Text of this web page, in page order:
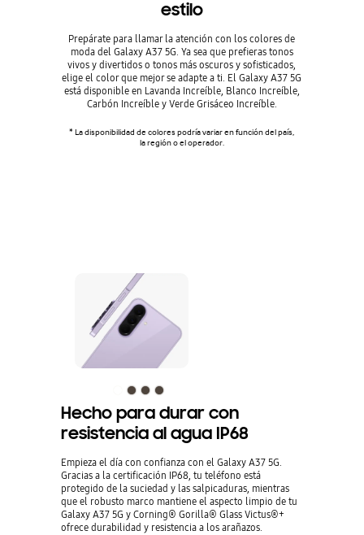
estilo
Prepárate para llamar la atención con los colores de
moda del Galaxy A37 5G. Ya sea que prefieras tonos
vivos y divertidos o tonos más oscuros y sofisticados,
elige el color que mejor se adapte a ti. El Galaxy A37 5G
está disponible en Lavanda Increíble, Blanco Increíble,
Carbón Increíble y Verde Grisáceo Increíble.
* La disponibilidad de colores podría variar en función del país,
la región o el operador.
Hecho para durar con
resistencia al agua IP68
Empieza el día con confianza con el Galaxy A37 5G.
Gracias a la certificación IP68, tu teléfono está
protegido de la suciedad y las salpicaduras, mientras
que el robusto marco mantiene el aspecto limpio de tu
Galaxy A37 5G y Corning® Gorilla® Glass Victus®+
ofrece durabilidad y resistencia a los arañazos.